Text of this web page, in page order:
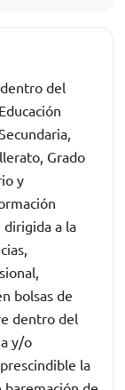
del
Grado
y
a la
bolsas de
dentro del
y/o
la